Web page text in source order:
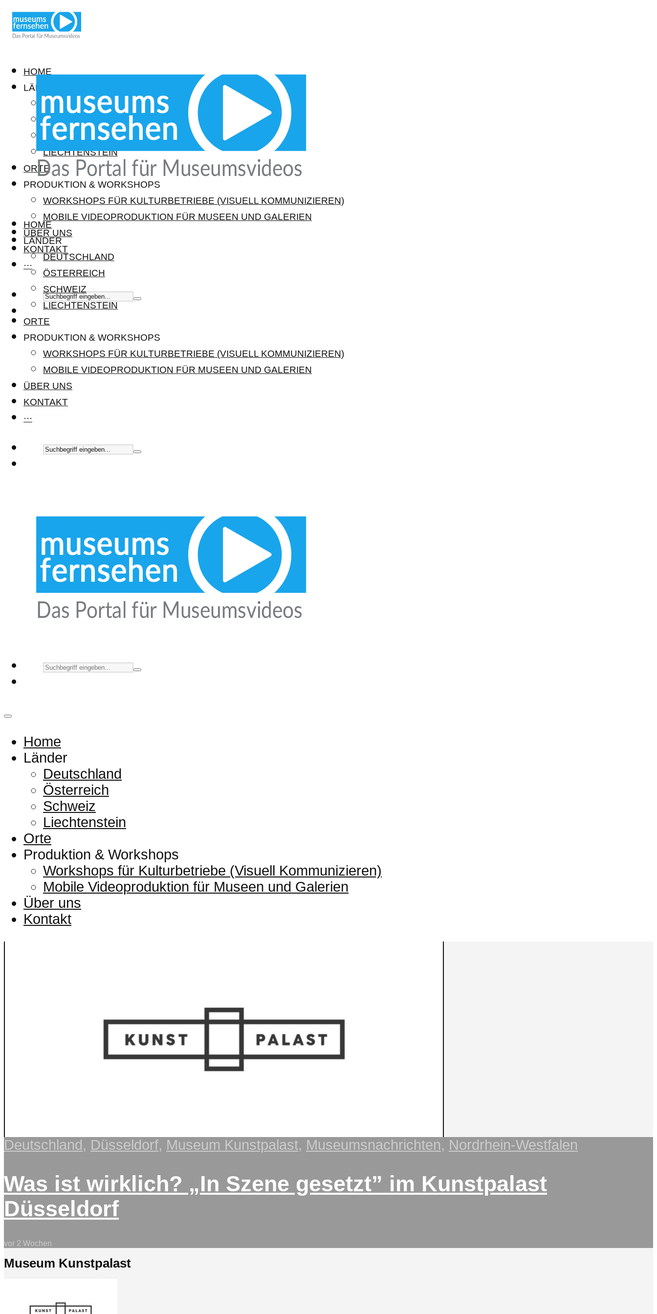
HOME
LÄNDER
DEUTSCHLAND
ÖSTERREICH
SCHWEIZ
LIECHTENSTEIN
ORTE
PRODUKTION & WORKSHOPS
WORKSHOPS FÜR KULTURBETRIEBE (VISUELL KOMMUNIZIEREN)
MOBILE VIDEOPRODUKTION FÜR MUSEEN UND GALERIEN
ÜBER UNS
KONTAKT
···
HOME
LÄNDER
DEUTSCHLAND
ÖSTERREICH
SCHWEIZ
LIECHTENSTEIN
ORTE
PRODUKTION & WORKSHOPS
WORKSHOPS FÜR KULTURBETRIEBE (VISUELL KOMMUNIZIEREN)
MOBILE VIDEOPRODUKTION FÜR MUSEEN UND GALERIEN
ÜBER UNS
KONTAKT
···
Home
Länder
Deutschland
Österreich
Schweiz
Liechtenstein
Orte
Produktion & Workshops
Workshops für Kulturbetriebe (Visuell Kommunizieren)
Mobile Videoproduktion für Museen und Galerien
Über uns
Kontakt
Deutschland, Düsseldorf, Museum Kunstpalast, Museumsnachrichten, Nordrhein-Westfalen
Was ist wirklich? „In Szene gesetzt” im Kunstpalast
Düsseldorf
vor 2 Wochen
Museum Kunstpalast